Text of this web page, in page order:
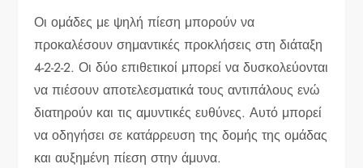
Οι ομάδες με ψηλή πίεση μπορούν να
προκαλέσουν σημαντικές προκλήσεις στη διάταξη
4-2-2-2. Οι δύο επιθετικοί μπορεί να δυσκολεύονται
να πιέσουν αποτελεσματικά τους αντιπάλους ενώ
διατηρούν και τις αμυντικές ευθύνες. Αυτό μπορεί
να οδηγήσει σε κατάρρευση της δομής της ομάδας
και αυξημένη πίεση στην άμυνα.